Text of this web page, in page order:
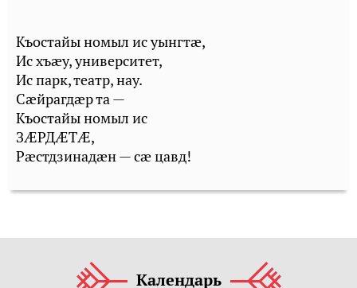
Къостайы номыл ис уынгтæ,
Ис хъæу, университет,
Ис парк, театр, нау.
Сæйрагдæр та —
Къостайы номыл ис
ЗÆРДÆТÆ,
Рæстдзинадæн — сæ цавд!
Календарь